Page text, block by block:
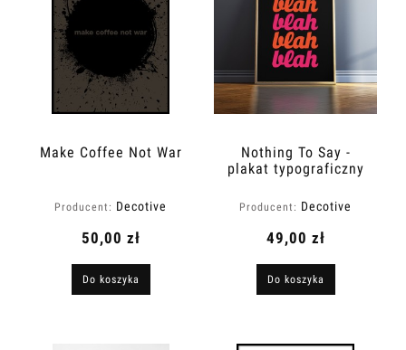
Make Coffee Not War
Producent: Decotive
50,00 zł
Do koszyka
Nothing To Say -
plakat typograficzny
Producent: Decotive
49,00 zł
Do koszyka